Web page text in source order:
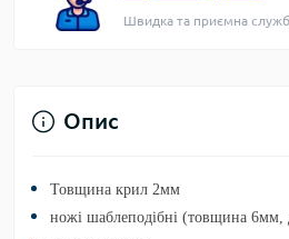
Швидка та приємна
Опис
Товщина крил 2мм
ножі шаблеподібні (товщина